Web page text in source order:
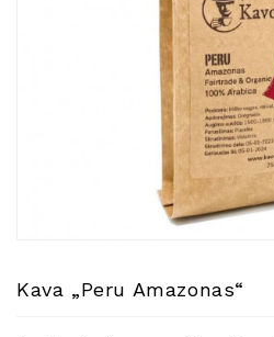
Kava „Peru Amazonas“